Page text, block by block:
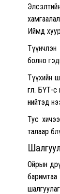
Иймд
Түүнчлэн
болно
Түүхийн
өглөө.
нийтэд
Тус
талаар
Ойрын